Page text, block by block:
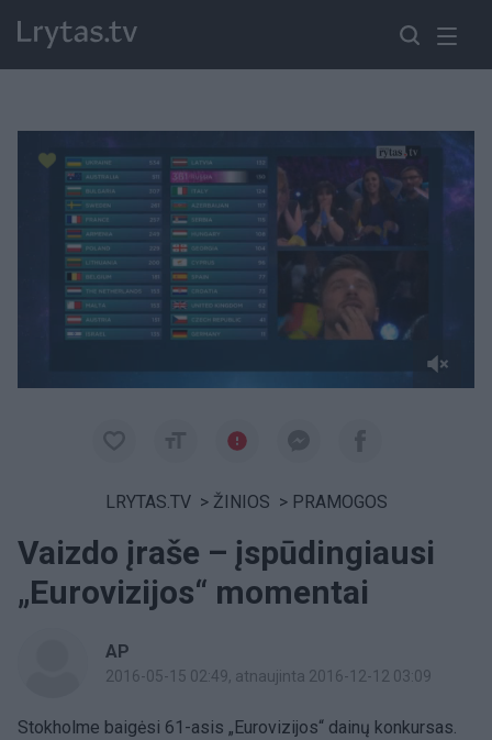
Paremkite Ukrainą
LRYTAS.TV > ŽINIOS > PRAMOGOS
Vaizdo įraše – įspūdingiausi
„Eurovizijos“ momentai
AP
2016-05-15 02:49, atnaujinta 2016-12-12 03:09
Stokholme baigėsi 61-asis „Eurovizijos“ dainų konkursas.